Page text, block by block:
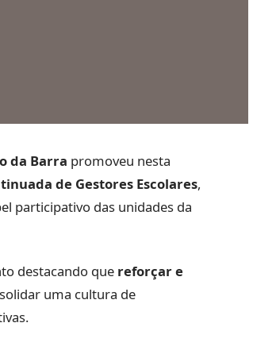
da Barra promoveu nesta
de Gestores Escolares,
participativo das unidades da
destacando que reforçar e
uma cultura de